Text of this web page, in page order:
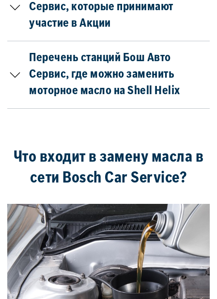
Сервис, которые принимают
участие в Акции
Перечень станций Бош Авто
Сервис, где можно заменить
моторное масло на Shell Helix
Что входит в замену масла в
сети Bosch Car Service?